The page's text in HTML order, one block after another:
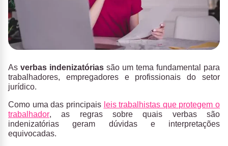
As verbas indenizatórias são um tema fundamental para
trabalhadores, empregadores e profissionais do setor
jurídico.
Como uma das principais leis trabalhistas que protegem o
trabalhador, as regras sobre quais verbas são
indenizatórias geram dúvidas e interpretações
equivocadas.